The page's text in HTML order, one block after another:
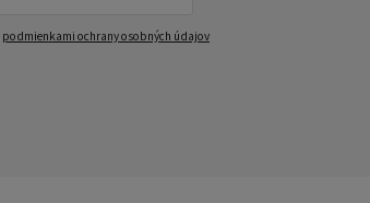
podmienkami ochrany osobných údajov